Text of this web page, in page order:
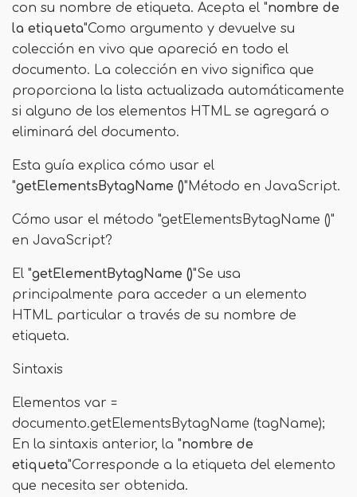
con su nombre de etiqueta. Acepta el "nombre de
la etiqueta"Como argumento y devuelve su
colección en vivo que apareció en todo el
documento. La colección en vivo significa que
proporciona la lista actualizada automáticamente
si alguno de los elementos HTML se agregará o
eliminará del documento.
Esta guía explica cómo usar el
"getElementsBytagName ()"Método en JavaScript.
Cómo usar el método "getElementsBytagName ()"
en JavaScript?
El "getElementBytagName ()"Se usa
principalmente para acceder a un elemento
HTML particular a través de su nombre de
etiqueta.
Sintaxis
Elementos var =
documento.getElementsBytagName (tagName);
En la sintaxis anterior, la "nombre de
etiqueta"Corresponde a la etiqueta del elemento
que necesita ser obtenida.